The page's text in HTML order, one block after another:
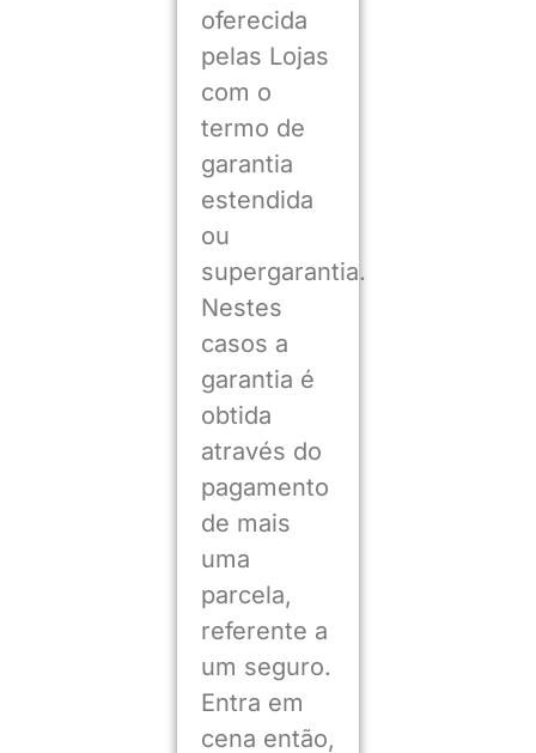
oferecida
pelas Lojas
com o
termo de
garantia
estendida
ou
supergarantia.
Nestes
casos a
garantia é
obtida
através do
pagamento
de mais
uma
parcela,
referente a
um seguro.
Entra em
cena então,